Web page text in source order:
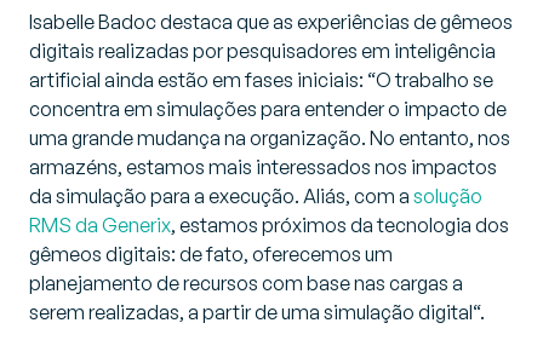
Isabelle Badoc destaca que as experiências de gêmeos
digitais realizadas por pesquisadores em inteligência
artificial ainda estão em fases iniciais: “O trabalho se
concentra em simulações para entender o impacto de
uma grande mudança na organização. No entanto, nos
armazéns, estamos mais interessados nos impactos
da simulação para a execução. Aliás, com a solução
RMS da Generix, estamos próximos da tecnologia dos
gêmeos digitais: de fato, oferecemos um
planejamento de recursos com base nas cargas a
serem realizadas, a partir de uma simulação digital“.